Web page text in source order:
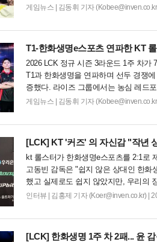
진행됐다. 우승팀 교권보호국은 상금
게임뉴스 김동휘 기자
T1-한화생명e스포츠 연파한 KT
2026 LCK 정규 시즌 3라운드 1주 차가
T1과 한화생명을 연파하며 선두 경쟁
증했다. 라이즈 그룹에서는 농심 레드
월 만에 귀중한 승리를 챙겼다. 이번 주
게임뉴스 김동휘 기자
[LCK]KT '커즈' 의 자신감 "작년
kt 롤스터가 한화생명e스포츠를 2:1로
고동빈 감독은 "쉽지 않은 상대인 한화
했고 실제로도 쉽지 않았지만, 우리의
인으로 고동빈 감독은...
인터뷰 김홍제 기자 (Koer@inven.co.kr) |
[LCK]한화생명 1주 차 2패... 윤